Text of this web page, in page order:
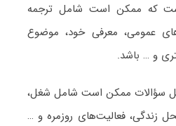
که ممکن است شامل ترجمه
عمومی، معرفی خود، موضوع
و … باشد.
سؤالات ممکن است شامل شغل،
زندگی، فعالیت‌های روزمره و …